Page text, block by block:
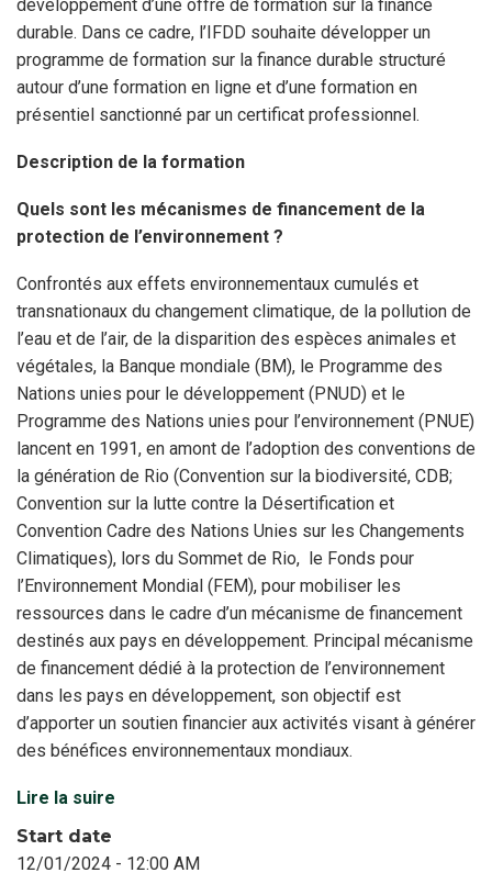
développement d’une offre de formation sur la finance
durable. Dans ce cadre, l’IFDD souhaite développer un
programme de formation sur la finance durable structuré
autour d’une formation en ligne et d’une formation en
présentiel sanctionné par un certificat professionnel.
Description de la formation
Quels sont les mécanismes de financement de la
protection de l’environnement ?
Confrontés aux effets environnementaux cumulés et
transnationaux du changement climatique, de la pollution de
l’eau et de l’air, de la disparition des espèces animales et
végétales, la Banque mondiale (BM), le Programme des
Nations unies pour le développement (PNUD) et le
Programme des Nations unies pour l’environnement (PNUE)
lancent en 1991, en amont de l’adoption des conventions de
la génération de Rio (Convention sur la biodiversité, CDB;
Convention sur la lutte contre la Désertification et
Convention Cadre des Nations Unies sur les Changements
Climatiques), lors du Sommet de Rio, le Fonds pour
l’Environnement Mondial (FEM), pour mobiliser les
ressources dans le cadre d’un mécanisme de financement
destinés aux pays en développement. Principal mécanisme
de financement dédié à la protection de l’environnement
dans les pays en développement, son objectif est
d’apporter un soutien financier aux activités visant à générer
des bénéfices environnementaux mondiaux.
Lire la suire
Start date
12/01/2024 - 12:00 AM